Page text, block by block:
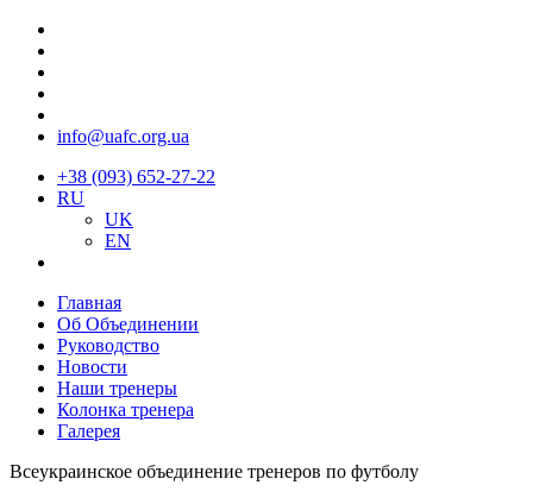
info@uafc.org.ua
+38 (093) 652-27-22
RU
UK
EN
Главная
Об Объединении
Руководство
Новости
Наши тренеры
Колонка тренера
Галерея
Всеукраинское объединение тренеров по футболу